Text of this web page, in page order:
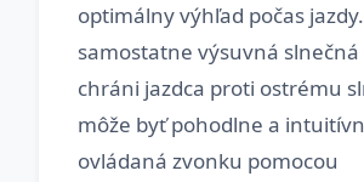
optimálny výhľad počas
samostatne výsuvná slnečná
chráni jazdca proti ostrému
môže byť pohodlne a
ovládaná zvonku pomocou